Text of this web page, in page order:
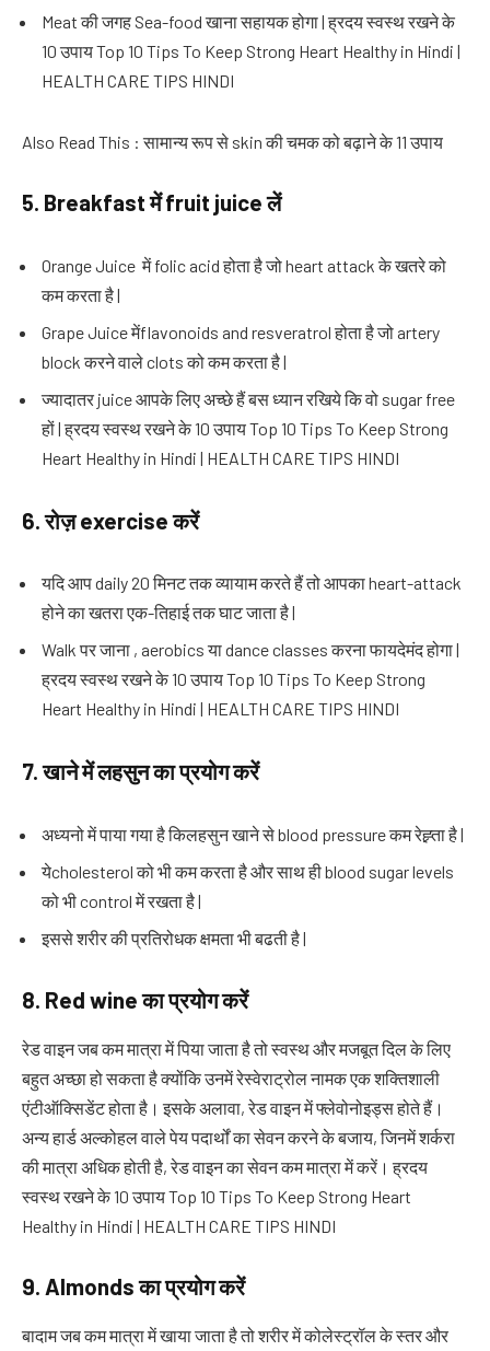
Meat की जगह Sea-food खाना सहायक होगा | ह्रदय स्वस्थ रखने के
10 उपाय Top 10 Tips To Keep Strong Heart Healthy in Hindi |
HEALTH CARE TIPS HINDI
Also Read This : सामान्य रूप से skin की चमक को बढ़ाने के 11 उपाय
5. Breakfastमेंfruit juiceलें
Orange Juice में folic acid होता है जो heart attack के खतरे को
कम करता है |
Grape Juice मेंflavonoids and resveratrol होता है जो artery
block करने वाले clots को कम करता है |
ज्यादातर juice आपके लिए अच्छे हैं बस ध्यान रखिये कि वो sugar free
हों | ह्रदय स्वस्थ रखने के 10 उपाय Top 10 Tips To Keep Strong
Heart Healthy in Hindi | HEALTH CARE TIPS HINDI
6.रोज़exerciseकरें
यदि आप daily 20 मिनट तक व्यायाम करते हैं तो आपका heart-attack
होने का खतरा एक-तिहाई तक घाट जाता है |
Walk पर जाना , aerobics या dance classes करना फायदेमंद होगा |
ह्रदय स्वस्थ रखने के 10 उपाय Top 10 Tips To Keep Strong
Heart Healthy in Hindi | HEALTH CARE TIPS HINDI
7.खाने में लहसुन का प्रयोग करें
अध्यनो में पाया गया है किलहसुन खाने से blood pressure कम रेह्र्ता है |
येcholesterol को भी कम करता है और साथ ही blood sugar levels
को भी control में रखता है |
इससे शरीर की प्रतिरोधक क्षमता भी बढती है |
8. Red wineका प्रयोग करें
रेड वाइन जब कम मात्रा में पिया जाता है तो स्वस्थ और मजबूत दिल के लिए
बहुत अच्छा हो सकता है क्योंकि उनमें रेस्वेराट्रोल नामक एक शक्तिशाली
एंटीऑक्सिडेंट होता है। इसके अलावा, रेड वाइन में फ्लेवोनोइड्स होते हैं।
अन्य हार्ड अल्कोहल वाले पेय पदार्थों का सेवन करने के बजाय, जिनमें शर्करा
की मात्रा अधिक होती है, रेड वाइन का सेवन कम मात्रा में करें। ह्रदय
स्वस्थ रखने के 10 उपाय Top 10 Tips To Keep Strong Heart
Healthy in Hindi | HEALTH CARE TIPS HINDI
9. Almondsका प्रयोग करें
बादाम जब कम मात्रा में खाया जाता है तो शरीर में कोलेस्ट्रॉल के स्तर और